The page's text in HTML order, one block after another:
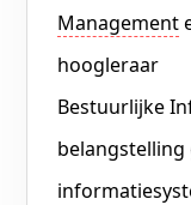
Management
hoogleraar
Bestuurlijke
belangstelling